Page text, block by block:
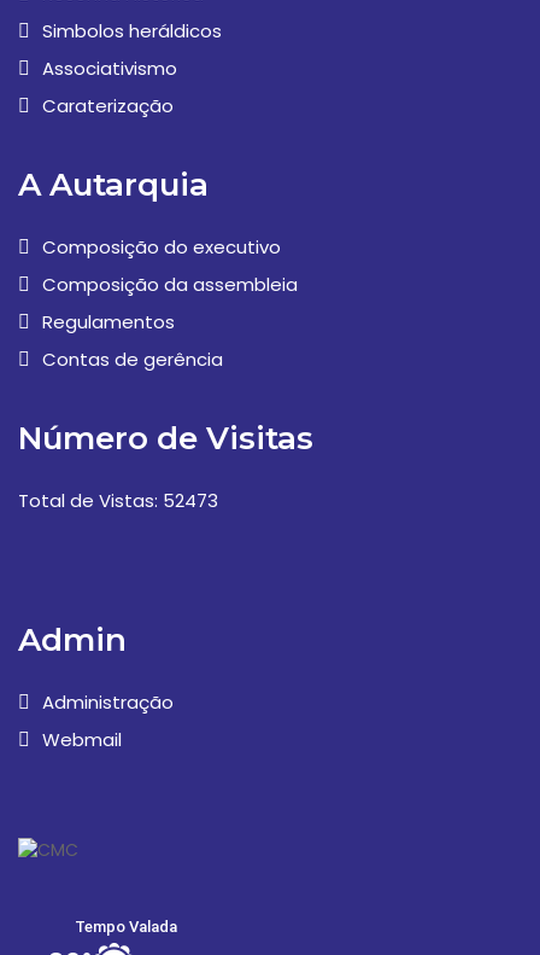
Simbolos heráldicos
Associativismo
Caraterização
A Autarquia
Composição do executivo
Composição da assembleia
Regulamentos
Contas de gerência
Número de Visitas
Total de Vistas: 52473
Admin
Administração
Webmail